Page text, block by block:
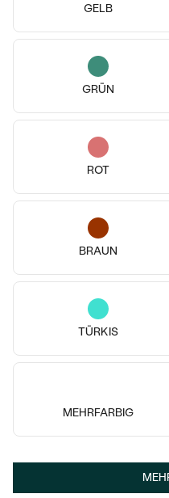
GELB
GRÜN
ROT
BRAUN
TÜRKIS
MEHRFARBIG
Vergoldetes Silber - rosa, Ohne
Stein
Der Kleine Prinz